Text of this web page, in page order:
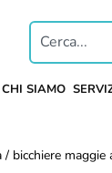
CHI SIAMO
/ bicchiere maggie